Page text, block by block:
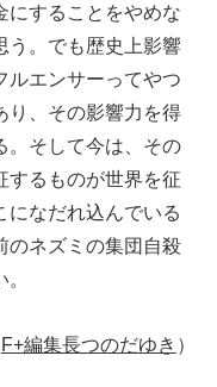
にすることをやめな
う。でも歴史上影響
ルエンサーってやつ
り、その影響力を得
。そして今は、その
するものが世界を征
になだれ込んでいる
のネズミの集団自殺
F+編集長つのだゆき ）